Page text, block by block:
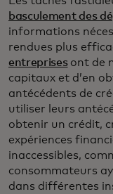
basculement des
informations
rendues plus
entreprisesont de
capitaux et d’en
antécédents de
utiliser leurs
obtenir un crédit,
expériences
inaccessibles,
consommateurs
dans différentes